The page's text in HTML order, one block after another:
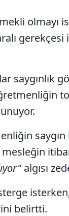
olmayı
gerekçesi
saygınlık
algısı
belirtti.